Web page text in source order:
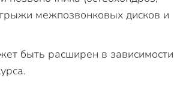
межпозвонковых дисков и
быть расширен в зависимости